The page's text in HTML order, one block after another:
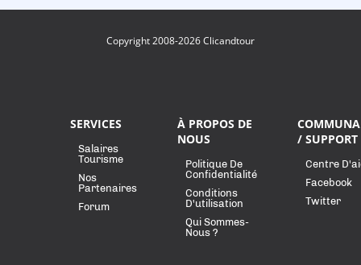
Copyright 2008-2026 Clicandtour
SERVICES
Salaires
Tourisme
Nos
Partenaires
Forum
À PROPOS DE
NOUS
Politique De
Confidentialité
Conditions
D'utilisation
Qui Sommes-
Nous ?
/ SUPPORT
Centre
Facebook
Twitter